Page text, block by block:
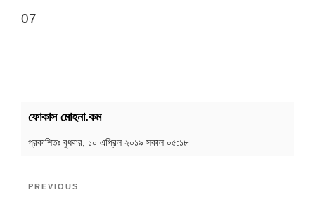
07
ফোকাস মোহনা.কম
প্রকাশিতঃ বুধবার, ১০ এপ্রিল ২০১৯ সকাল ০৫:১৮
Previous
PREVIOUS